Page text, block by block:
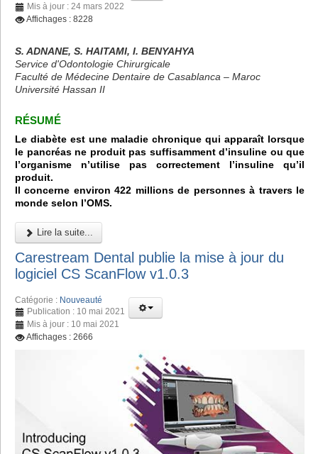
Mis à jour : 24 mars 2022
Affichages : 8228
S. ADNANE, S. HAITAMI, I. BENYAHYA
Service d'Odontologie Chirurgicale
Faculté de Médecine Dentaire de Casablanca – Maroc
Université Hassan II
RÉSUMÉ
Le diabète est une maladie chronique qui apparaît lorsque
le pancréas ne produit pas suffisamment d’insuline ou que
l’organisme n’utilise pas correctement l’insuline qu’il
produit.
Il concerne environ 422 millions de personnes à travers le
monde selon l’OMS.
Lire la suite...
Carestream Dental publie la mise à jour du
logiciel CS ScanFlow v1.0.3
Catégorie : Nouveauté
Publication : 10 mai 2021
Mis à jour : 10 mai 2021
Affichages : 2666